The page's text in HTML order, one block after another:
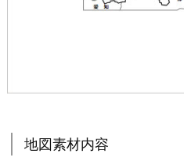
地図素材内容